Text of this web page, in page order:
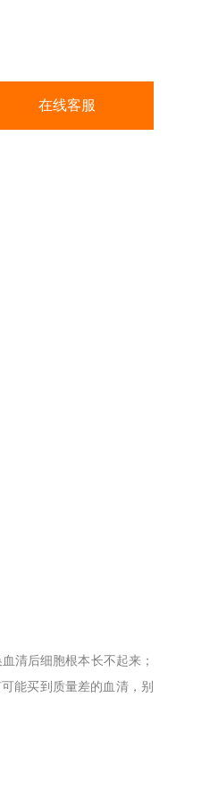
在线客服
清后细胞根本长不起来；
能买到质量差的血清，别